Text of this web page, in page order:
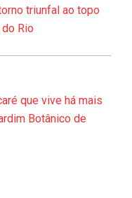
triunfal ao topo
Rio
que vive há mais
Botânico de